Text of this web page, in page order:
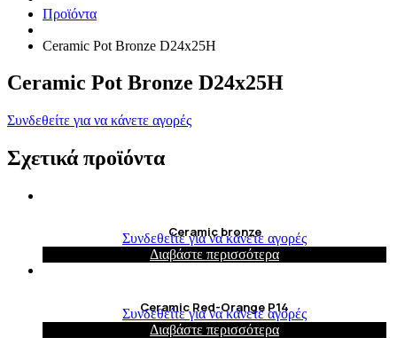
Προϊόντα
Ceramic Pot Bronze D24x25H
Ceramic Pot Bronze D24x25H
Συνδεθείτε για να κάνετε αγορές
Σχετικά προϊόντα
Ceramic bronze
Συνδεθείτε για να κάνετε αγορές
Διαβάστε περισσότερα
Ceramic Red-Orange P14
Συνδεθείτε για να κάνετε αγορές
Διαβάστε περισσότερα